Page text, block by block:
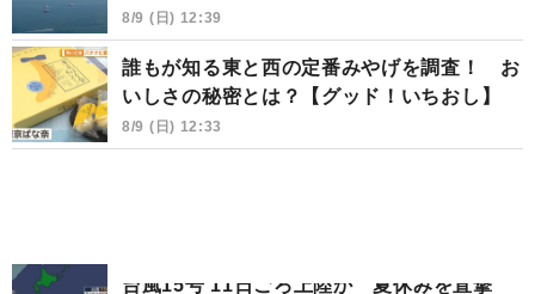
8/9 (日) 12:39
誰もが知る東と西の定番みやげを調査！ お
いしさの秘密とは？【グッド！いちおし】
8/9 (日) 12:33
台風15号 11日ごろ上陸か 夏休みを直撃